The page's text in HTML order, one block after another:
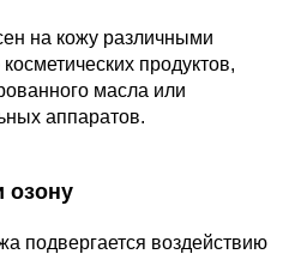
на кожу различными
продуктов,
масла или
аппаратов.
озону
подвергается воздействию